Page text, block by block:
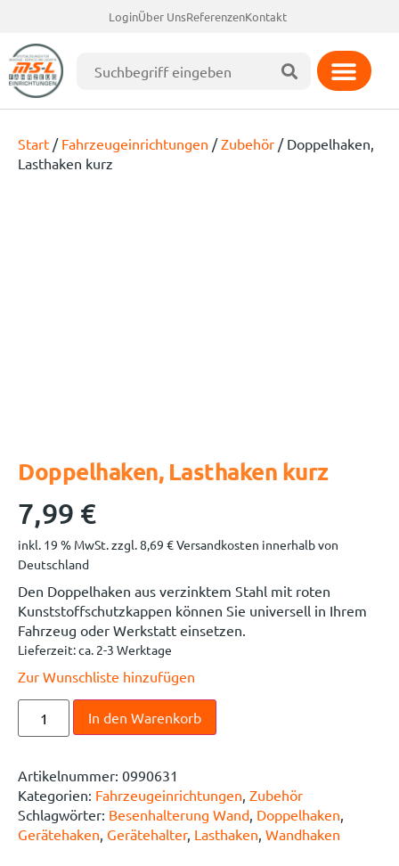
LoginÜber UnsReferenzenKontakt
Start / Fahrzeugeinrichtungen /Zubehör / Doppelhaken,
Lasthaken kurz
Doppelhaken, Lasthaken kurz
7,99 €
inkl. 19 % MwSt.zzgl.8,69 €Versandkosten innerhalb von
Deutschland
Den Doppelhaken aus verzinktem Stahl mit roten
Kunststoffschutzkappen können Sie universell in Ihrem
Fahrzeug oder Werkstatt einsetzen.
Lieferzeit:ca. 2-3 Werktage
Zur Wunschliste hinzufügen
In den Warenkorb
Artikelnummer: 0990631
Kategorien: Fahrzeugeinrichtungen Zubehör
Schlagwörter: Besenhalterung Wand Doppelhaken
Gerätehaken Gerätehalter, Lasthaken Wandhaken